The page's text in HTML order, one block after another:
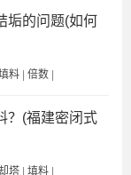
垢的问题(如何
料 | 倍数 |
？(福建密闭式
塔 | 填料 |